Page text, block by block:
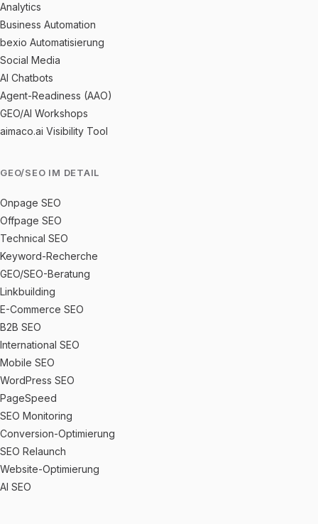
Analytics
Business Automation
bexio Automatisierung
Social Media
AI Chatbots
Agent-Readiness (AAO)
GEO/AI Workshops
aimaco.ai Visibility Tool
GEO/SEO IM DETAIL
Onpage SEO
Offpage SEO
Technical SEO
Keyword-Recherche
GEO/SEO-Beratung
Linkbuilding
E-Commerce SEO
B2B SEO
International SEO
Mobile SEO
WordPress SEO
PageSpeed
SEO Monitoring
Conversion-Optimierung
SEO Relaunch
Website-Optimierung
AI SEO